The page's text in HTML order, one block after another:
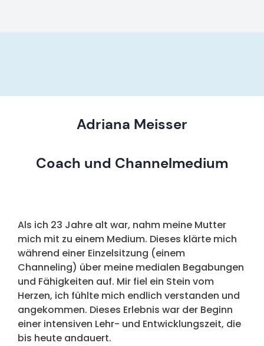
Adriana Meisser
Coach und Channelmedium
Als ich 23 Jahre alt war, nahm meine Mutter
mich mit zu einem Medium. Dieses klärte mich
während einer Einzelsitzung (einem
Channeling) über meine medialen Begabungen
und Fähigkeiten auf. Mir fiel ein Stein vom
Herzen, ich fühlte mich endlich verstanden und
angekommen. Dieses Erlebnis war der Beginn
einer intensiven Lehr- und Entwicklungszeit, die
bis heute andauert.